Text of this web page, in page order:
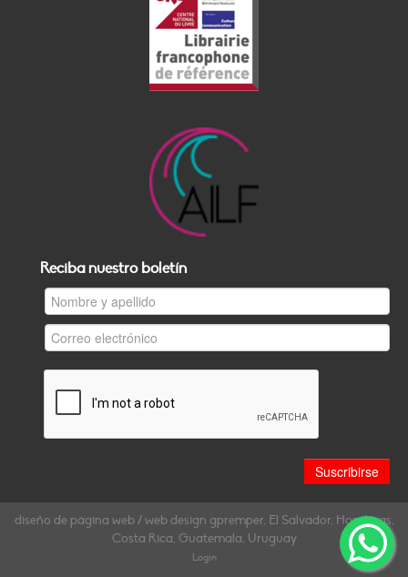
Reciba nuestro boletín
diseño de página web / web design gpremper, El Salvador, Honduras,
Costa Rica, Guatemala, Uruguay
Login